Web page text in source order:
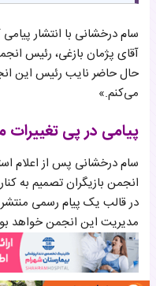
سام درخشانی با انتشار
آقای پژمان بازغی، رئیس
حال حاضر نایب رئیس این
می‌کنم.»
پیامی در پی تغییرات
سام درخشانی پس از اعلام
انجمن بازیگران تصمیم به
در قالب یک پیام رسمی
مدیریت این انجمن خواهد